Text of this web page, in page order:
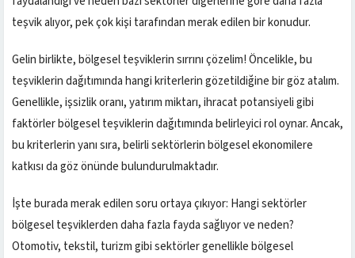
teşvik alıyor, pek çok kişi tarafından merak edilen bir konudur.
Gelin birlikte, bölgesel teşviklerin sırrını çözelim! Öncelikle, bu
teşviklerin dağıtımında hangi kriterlerin gözetildiğine bir göz atalım.
Genellikle, işsizlik oranı, yatırım miktarı, ihracat potansiyeli gibi
faktörler bölgesel teşviklerin dağıtımında belirleyici rol oynar. Ancak,
bu kriterlerin yanı sıra, belirli sektörlerin bölgesel ekonomilere
katkısı da göz önünde bulundurulmaktadır.
İşte burada merak edilen soru ortaya çıkıyor: Hangi sektörler
bölgesel teşviklerden daha fazla fayda sağlıyor ve neden?
Otomotiv, tekstil, turizm gibi sektörler genellikle bölgesel